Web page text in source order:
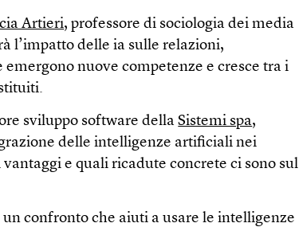
Artieri, professore di sociologia dei media
l’impatto delle ia sulle relazioni,
nuove competenze e cresce tra i
sviluppo software dellaSistemi spa,
delle intelligenze artificiali nei
e quali ricadute concrete ci sono sul
un confronto che aiuti a usare le intelligenze